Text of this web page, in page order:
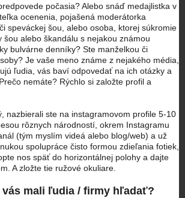
počasia? Alebo snáď medajlistka v
ocenenia, pojašená moderátorka
speváckej šou, alebo osoba, ktorej súkromie
šou alebo škandálu s nejakou známou
bulvárne denníky? Ste manželkou či
Je vaše meno známe z nejakého média,
ľudia, vás baví odpovedať na ich otázky a
nemáte? Rýchlo si založte profil a
nazbierali ste na instagramovom profile 5-10
rôznych národností, okrem Instagramu
(tým myslím videá alebo blog/web) a už
spolupráce čisto formou zdieľania fotiek,
nos späť do horizontálnej polohy a dajte
A zložte tie ružové okuliare.
vás mali ľudia / firmy hľadať?